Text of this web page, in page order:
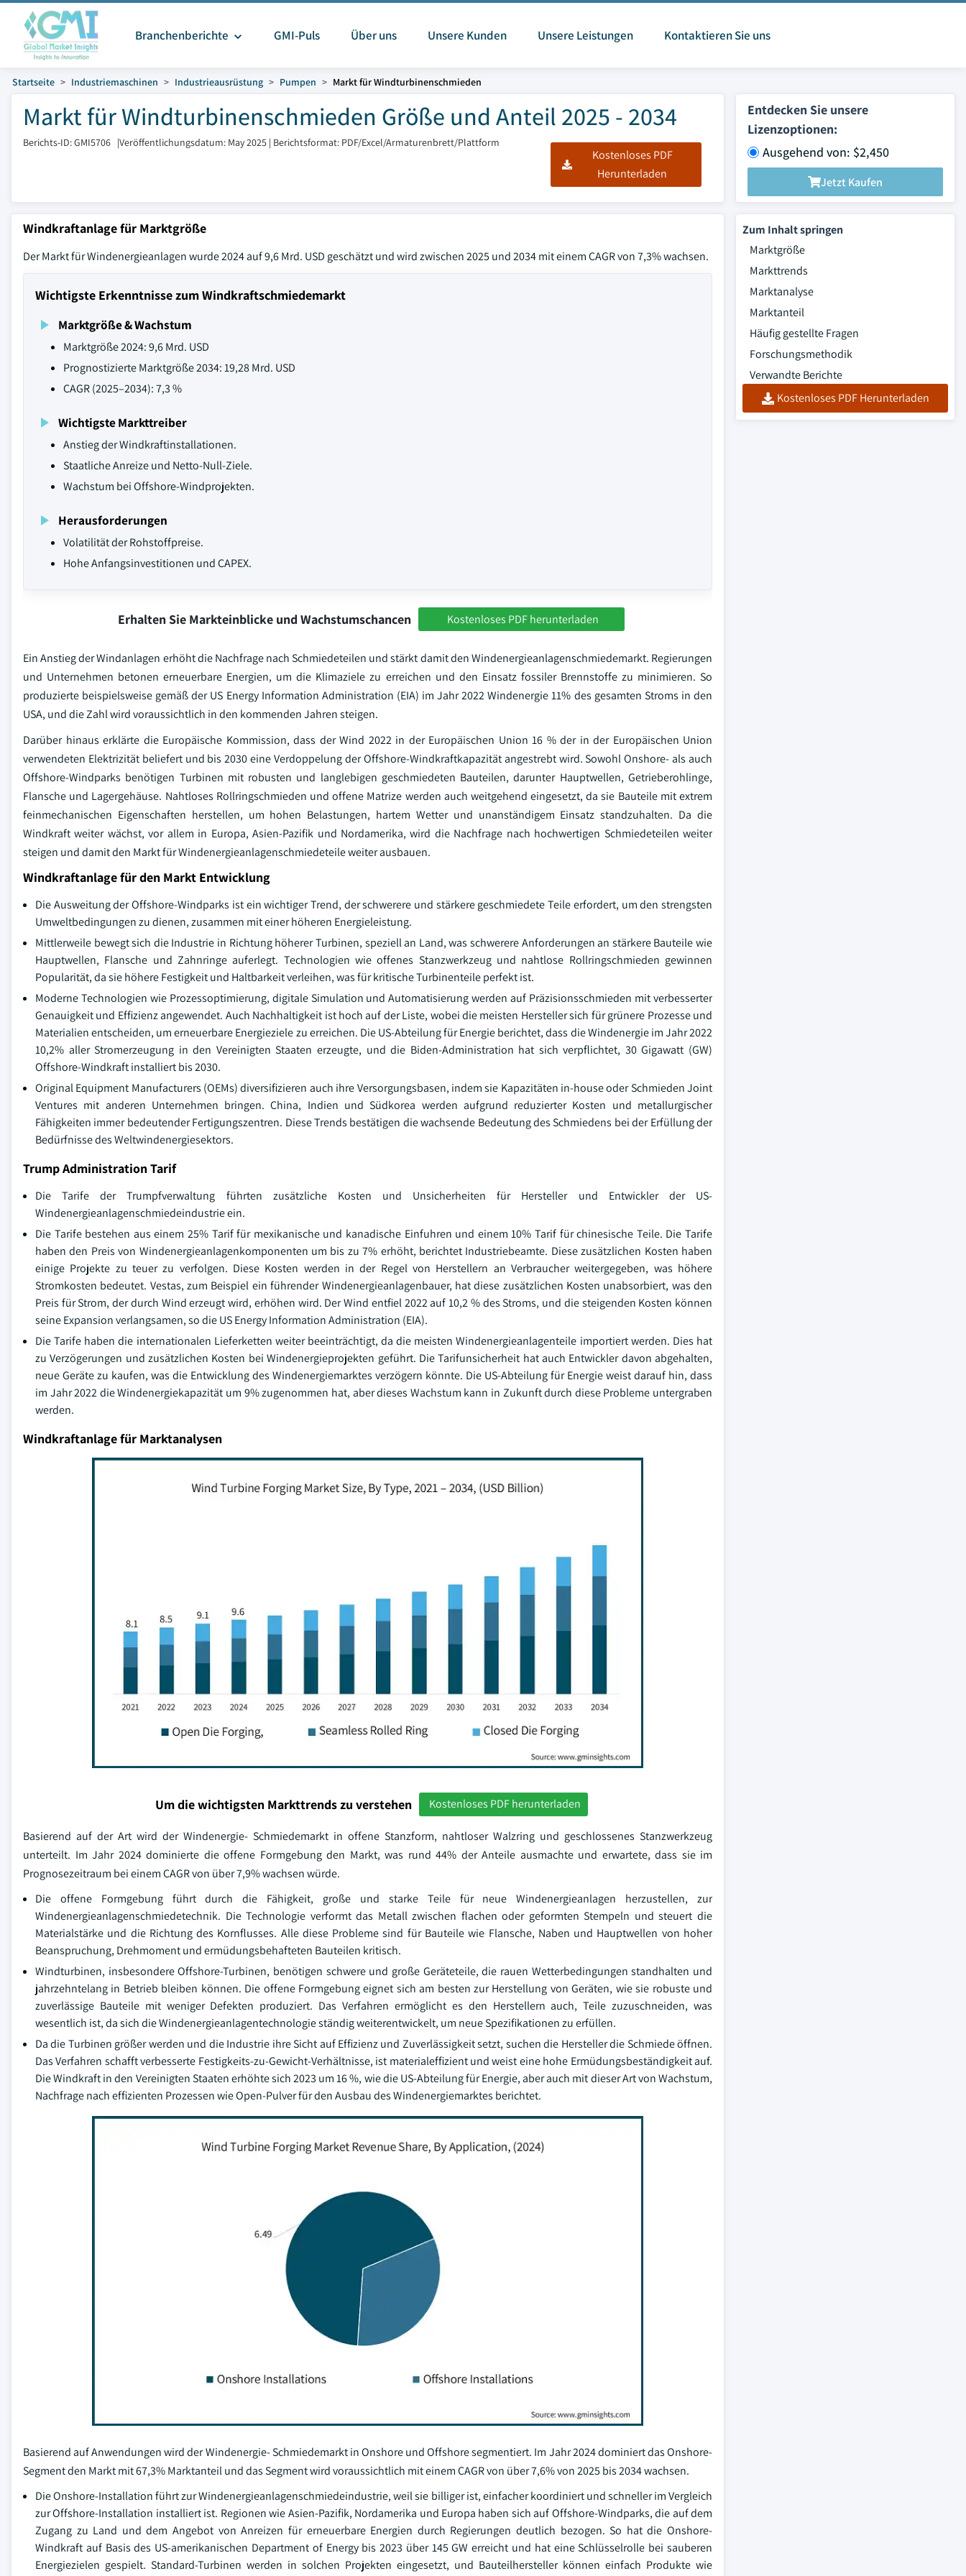
Branchenberichte GMI-Puls Über uns Unsere Kunden Unsere Leistungen Kontaktieren Sie uns
Startseite Industriemaschinen Industrieausrüstung Pumpen Markt für Windturbinenschmieden
Markt für Windturbinenschmieden Größe und Anteil 2025 - 2034
Berichts-ID: GMI5706 |Veröffentlichungsdatum: May 2025 | Berichtsformat: PDF/Excel/Armaturenbrett/Plattform
Kostenloses PDF
Herunterladen
Entdecken Sie unsere
Lizenzoptionen:
Ausgehend von: $2,450
Jetzt Kaufen
Windkraftanlage für Marktgröße
Der Markt für Windenergieanlagen wurde 2024 auf 9,6 Mrd. USD geschätzt und wird zwischen 2025 und 2034 mit einem CAGR von 7,3% wachsen.
Wichtigste Erkenntnisse zum Windkraftschmiedemarkt
Marktgröße & Wachstum
Marktgröße 2024: 9,6 Mrd. USD
Prognostizierte Marktgröße 2034: 19,28 Mrd. USD
CAGR (2025–2034): 7,3 %
Wichtigste Markttreiber
Anstieg der Windkraftinstallationen.
Staatliche Anreize und Netto-Null-Ziele.
Wachstum bei Offshore-Windprojekten.
Herausforderungen
Volatilität der Rohstoffpreise.
Hohe Anfangsinvestitionen und CAPEX.
Erhalten Sie Markteinblicke und Wachstumschancen Kostenloses PDF herunterladen
Ein Anstieg der Windanlagen erhöht die Nachfrage nach Schmiedeteilen und stärkt damit den Windenergieanlagenschmiedemarkt. Regierungen
und Unternehmen betonen erneuerbare Energien, um die Klimaziele zu erreichen und den Einsatz fossiler Brennstoffe zu minimieren. So
produzierte beispielsweise gemäß der US Energy Information Administration (EIA) im Jahr 2022 Windenergie 11% des gesamten Stroms in den
USA, und die Zahl wird voraussichtlich in den kommenden Jahren steigen.
Darüber hinaus erklärte die Europäische Kommission, dass der Wind 2022 in der Europäischen Union 16 % der in der Europäischen Union
verwendeten Elektrizität beliefert und bis 2030 eine Verdoppelung der Offshore-Windkraftkapazität angestrebt wird. Sowohl Onshore- als auch
Offshore-Windparks benötigen Turbinen mit robusten und langlebigen geschmiedeten Bauteilen, darunter Hauptwellen, Getrieberohlinge,
Flansche und Lagergehäuse. Nahtloses Rollringschmieden und offene Matrize werden auch weitgehend eingesetzt, da sie Bauteile mit extrem
feinmechanischen Eigenschaften herstellen, um hohen Belastungen, hartem Wetter und unanständigem Einsatz standzuhalten. Da die
Windkraft weiter wächst, vor allem in Europa, Asien-Pazifik und Nordamerika, wird die Nachfrage nach hochwertigen Schmiedeteilen weiter
steigen und damit den Markt für Windenergieanlagenschmiedeteile weiter ausbauen.
Windkraftanlage für den Markt Entwicklung
Die Ausweitung der Offshore-Windparks ist ein wichtiger Trend, der schwerere und stärkere geschmiedete Teile erfordert, um den strengsten
Umweltbedingungen zu dienen, zusammen mit einer höheren Energieleistung.
Mittlerweile bewegt sich die Industrie in Richtung höherer Turbinen, speziell an Land, was schwerere Anforderungen an stärkere Bauteile wie
Hauptwellen, Flansche und Zahnringe auferlegt. Technologien wie offenes Stanzwerkzeug und nahtlose Rollringschmieden gewinnen
Popularität, da sie höhere Festigkeit und Haltbarkeit verleihen, was für kritische Turbinenteile perfekt ist.
Moderne Technologien wie Prozessoptimierung, digitale Simulation und Automatisierung werden auf Präzisionsschmieden mit verbesserter
Genauigkeit und Effizienz angewendet. Auch Nachhaltigkeit ist hoch auf der Liste, wobei die meisten Hersteller sich für grünere Prozesse und
Materialien entscheiden, um erneuerbare Energieziele zu erreichen. Die US-Abteilung für Energie berichtet, dass die Windenergie im Jahr 2022
10,2% aller Stromerzeugung in den Vereinigten Staaten erzeugte, und die Biden-Administration hat sich verpflichtet, 30 Gigawatt (GW)
Offshore-Windkraft installiert bis 2030.
Original Equipment Manufacturers (OEMs) diversifizieren auch ihre Versorgungsbasen, indem sie Kapazitäten in-house oder Schmieden Joint
Ventures mit anderen Unternehmen bringen. China, Indien und Südkorea werden aufgrund reduzierter Kosten und metallurgischer
Fähigkeiten immer bedeutender Fertigungszentren. Diese Trends bestätigen die wachsende Bedeutung des Schmiedens bei der Erfüllung der
Bedürfnisse des Weltwindenergiesektors.
Trump Administration Tarif
Die Tarife der Trumpfverwaltung führten zusätzliche Kosten und Unsicherheiten für Hersteller und Entwickler der US-
Windenergieanlagenschmiedeindustrie ein.
Die Tarife bestehen aus einem 25% Tarif für mexikanische und kanadische Einfuhren und einem 10% Tarif für chinesische Teile. Die Tarife
haben den Preis von Windenergieanlagenkomponenten um bis zu 7% erhöht, berichtet Industriebeamte. Diese zusätzlichen Kosten haben
einige Projekte zu teuer zu verfolgen. Diese Kosten werden in der Regel von Herstellern an Verbraucher weitergegeben, was höhere
Stromkosten bedeutet. Vestas, zum Beispiel ein führender Windenergieanlagenbauer, hat diese zusätzlichen Kosten unabsorbiert, was den
Preis für Strom, der durch Wind erzeugt wird, erhöhen wird. Der Wind entfiel 2022 auf 10,2 % des Stroms, und die steigenden Kosten können
seine Expansion verlangsamen, so die US Energy Information Administration (EIA).
Die Tarife haben die internationalen Lieferketten weiter beeinträchtigt, da die meisten Windenergieanlagenteile importiert werden. Dies hat
zu Verzögerungen und zusätzlichen Kosten bei Windenergieprojekten geführt. Die Tarifunsicherheit hat auch Entwickler davon abgehalten,
neue Geräte zu kaufen, was die Entwicklung des Windenergiemarktes verzögern könnte. Die US-Abteilung für Energie weist darauf hin, dass
im Jahr 2022 die Windenergiekapazität um 9% zugenommen hat, aber dieses Wachstum kann in Zukunft durch diese Probleme untergraben
werden.
Windkraftanlage für Marktanalysen
Um die wichtigsten Markttrends zu verstehen Kostenloses PDF herunterladen
Basierend auf der Art wird der Windenergie- Schmiedemarkt in offene Stanzform, nahtloser Walzring und geschlossenes Stanzwerkzeug
unterteilt. Im Jahr 2024 dominierte die offene Formgebung den Markt, was rund 44% der Anteile ausmachte und erwartete, dass sie im
Prognosezeitraum bei einem CAGR von über 7,9% wachsen würde.
Die offene Formgebung führt durch die Fähigkeit, große und starke Teile für neue Windenergieanlagen herzustellen, zur
Windenergieanlagenschmiedetechnik. Die Technologie verformt das Metall zwischen flachen oder geformten Stempeln und steuert die
Materialstärke und die Richtung des Kornflusses. Alle diese Probleme sind für Bauteile wie Flansche, Naben und Hauptwellen von hoher
Beanspruchung, Drehmoment und ermüdungsbehafteten Bauteilen kritisch.
Windturbinen, insbesondere Offshore-Turbinen, benötigen schwere und große Geräteteile, die rauen Wetterbedingungen standhalten und
jahrzehntelang in Betrieb bleiben können. Die offene Formgebung eignet sich am besten zur Herstellung von Geräten, wie sie robuste und
zuverlässige Bauteile mit weniger Defekten produziert. Das Verfahren ermöglicht es den Herstellern auch, Teile zuzuschneiden, was
wesentlich ist, da sich die Windenergieanlagentechnologie ständig weiterentwickelt, um neue Spezifikationen zu erfüllen.
Da die Turbinen größer werden und die Industrie ihre Sicht auf Effizienz und Zuverlässigkeit setzt, suchen die Hersteller die Schmiede öffnen.
Das Verfahren schafft verbesserte Festigkeits-zu-Gewicht-Verhältnisse, ist materialeffizient und weist eine hohe Ermüdungsbeständigkeit auf.
Die Windkraft in den Vereinigten Staaten erhöhte sich 2023 um 16 %, wie die US-Abteilung für Energie, aber auch mit dieser Art von Wachstum,
Nachfrage nach effizienten Prozessen wie Open-Pulver für den Ausbau des Windenergiemarktes berichtet.
Basierend auf Anwendungen wird der Windenergie- Schmiedemarkt in Onshore und Offshore segmentiert. Im Jahr 2024 dominiert das Onshore-
Segment den Markt mit 67,3% Marktanteil und das Segment wird voraussichtlich mit einem CAGR von über 7,6% von 2025 bis 2034 wachsen.
Die Onshore-Installation führt zur Windenergieanlagenschmiedeindustrie, weil sie billiger ist, einfacher koordiniert und schneller im Vergleich
zur Offshore-Installation installiert ist. Regionen wie Asien-Pazifik, Nordamerika und Europa haben sich auf Offshore-Windparks, die auf dem
Zugang zu Land und dem Angebot von Anreizen für erneuerbare Energien durch Regierungen deutlich bezogen. So hat die Onshore-
Windkraft auf Basis des US-amerikanischen Department of Energy bis 2023 über 145 GW erreicht und hat eine Schlüsselrolle bei sauberen
Energiezielen gespielt. Standard-Turbinen werden in solchen Projekten eingesetzt, und Bauteilhersteller können einfach Produkte wie
Zum Inhalt springen
Marktgröße
Markttrends
Marktanalyse
Marktanteil
Häufig gestellte Fragen
Forschungsmethodik
Verwandte Berichte
Kostenloses PDF Herunterladen